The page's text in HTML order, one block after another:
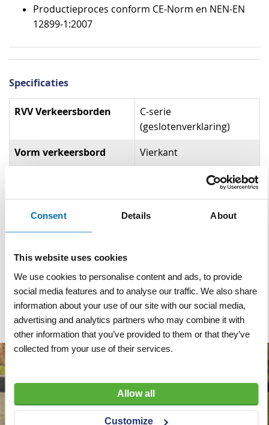
Consent Details About
This website uses cookies
We use cookies to personalise content and ads, to provide
social media features and to analyse our traffic. We also share
information about your use of our site with our social media,
advertising and analytics partners who may combine it with
other information that you’ve provided to them or that they’ve
collected from your use of their services.
Allow all
Customize
Productieproces conform CE-Norm en NEN-EN
12899-1:2007
Specificaties
Specificaties
RVV Verkeersborden
C-serie
(geslotenverklaring)
Vorm verkeersbord Vierkant
Type I - binnen de
Rechthoekmaat 60x60 cm
Reflectieklasse R3 (klasse 3)
Dubbel omgezette rand